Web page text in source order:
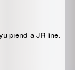
prend la JR line.